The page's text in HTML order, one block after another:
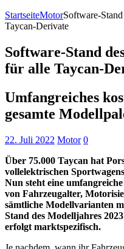
StartseiteMotorSoftware-
Taycan-Derivate
Software-Stand
für alle Taycan-
Umfangreiches
gesamte
22. Juli 2022 Motor 0
Über 75.000 Taycan hat
vollelektrischen
Nun steht eine
von Fahrzeugalter,
sämtliche Modellvarianten
Stand des Modelljahres
erfolgt marktspezifisch.